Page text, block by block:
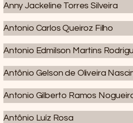
Anny Jackeline Torres Silveira
Antonio Carlos Queiroz Filho
Antonio Edmilson Martins
Antônio Gelson de Oliveira
Antonio Gilberto Ramos
Antônio Luíz Rosa